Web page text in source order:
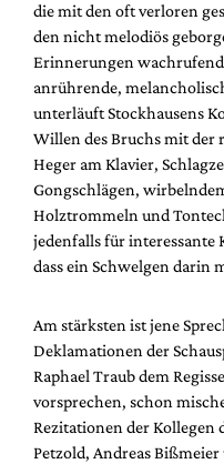
die mit den oft verloren
den nicht melodiös
Erinnerungen
anrührende,
unterläuft Stockhausens
Willen des Bruchs mit
Heger am Klavier,
Gongschlägen,
Holztrommeln und
jedenfalls für interessante
dass ein Schwelgen darin
Am stärksten ist jene
Deklamationen der
Raphael Traub dem
vorsprechen, schon
Rezitationen der Kollegen
Petzold, Andreas